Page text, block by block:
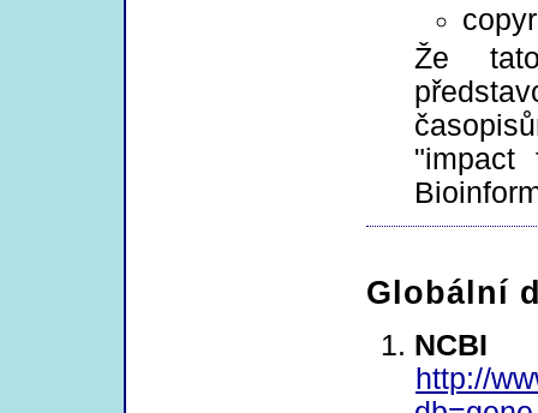
Že
"impact
Globální
http://